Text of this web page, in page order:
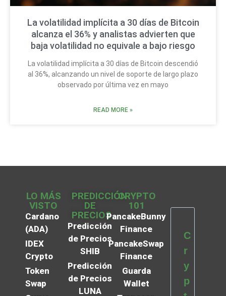
La volatilidad implícita a 30 días de Bitcoin
alcanza el 36% y analistas advierten que
baja volatilidad no equivale a bajo riesgo
La volatilidad implícita a 30 días de Bitcoin descendió
al 36%, alcanzando un nivel de soporte de largo plazo
observado por última vez en mayo
READ MORE »
LO MÁS
VISTO
Cardano
(ADA)
IDEX
Crypto
Token
Swap
PREDICCIÓN
DE
PRECIOS
Predicción
de Precios
SHIB
Predicción
de Precios
LUNA
CRYPTO
101
PancakeBunny
Finance
PancakeSwap
Finance
Guarda
Wallet
C
r
y
p